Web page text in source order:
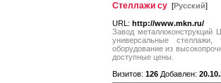
Стеллажи су [Русский]
URL: http://www.mkn.ru/
Завод металлоконструкций
универсальные
оборудование из
доступные цены.
Визитов: 126 Добавлен: